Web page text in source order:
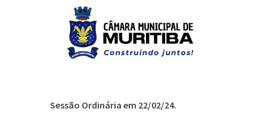
Sessão Ordinária em 22/02/24.